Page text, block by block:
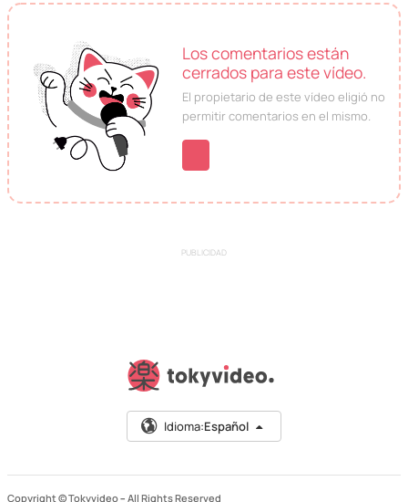
Los comentarios están
cerrados para este vídeo.
El propietario de este vídeo eligió no
permitir comentarios en el mismo.
PUBLICIDAD
Idioma:Español
Copyright © Tokyvideo – All Rights Reserved